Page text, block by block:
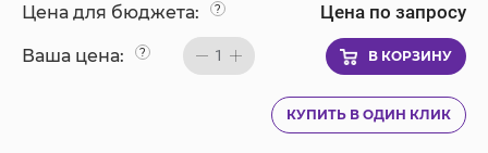
Цена для бюджета: ? Цена по запросу
Ваша цена: ? 1 В КОРЗИНУ
КУПИТЬ В ОДИН КЛИК